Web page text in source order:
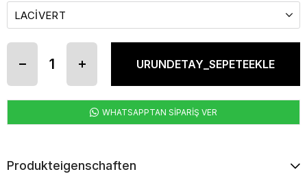
WHATSAPPTAN SİPARİŞ VER
Produkteigenschaften